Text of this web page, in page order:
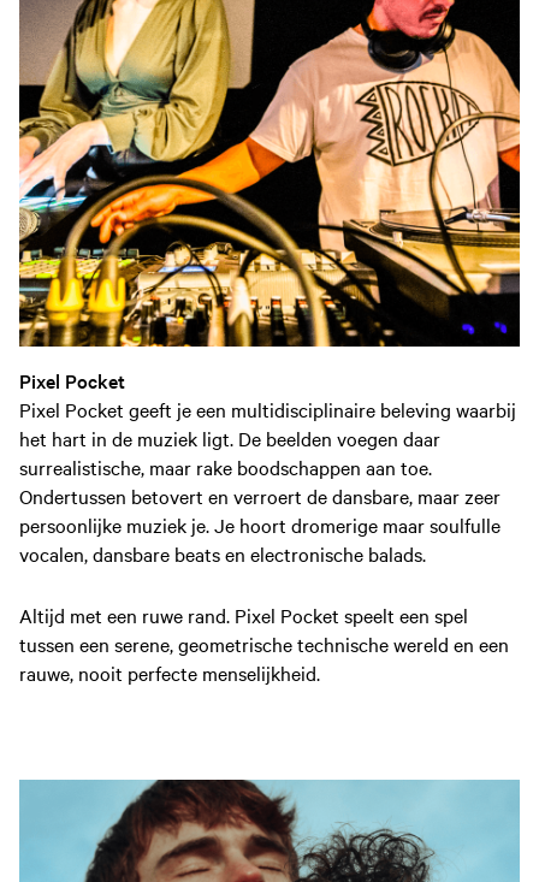
Pixel Pocket
Pixel Pocket geeft je een multidisciplinaire beleving waarbij
het hart in de muziek ligt. De beelden voegen daar
surrealistische, maar rake boodschappen aan toe.
Ondertussen betovert en verroert de dansbare, maar zeer
persoonlijke muziek je. Je hoort dromerige maar soulfulle
vocalen, dansbare beats en electronische balads.
Altijd met een ruwe rand. Pixel Pocket speelt een spel
tussen een serene, geometrische technische wereld en een
rauwe, nooit perfecte menselijkheid.